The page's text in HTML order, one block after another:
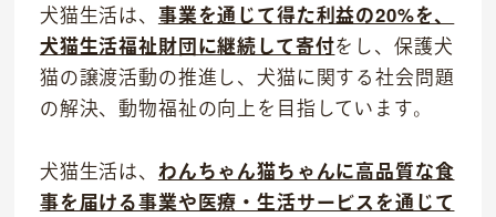
犬猫生活は、 事業を通じて得た利益の20%を、
犬猫生活福祉財団に継続して寄付をし、保護犬
猫の譲渡活動の推進し、犬猫に関する社会問題
の解決、動物福祉の向上を目指しています。
犬猫生活は、 わんちゃん猫ちゃんに高品質な食
事を届ける事業や医療・生活サービスを通じて